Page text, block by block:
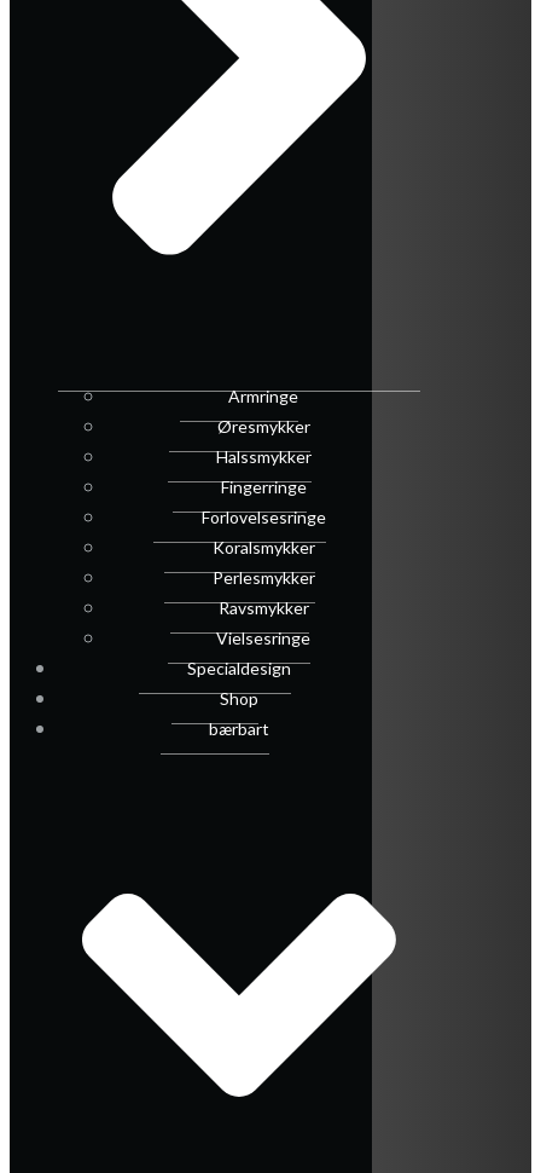
Armringe
Øresmykker
Halssmykker
Fingerringe
Forlovelsesringe
Koralsmykker
Perlesmykker
Ravsmykker
Vielsesringe
Specialdesign
Shop
bærbart